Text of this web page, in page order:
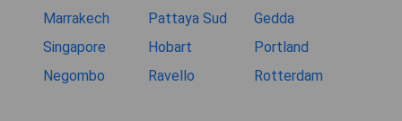
Marrakech
Pattaya Sud
Gedda
Singapore
Hobart
Portland
Negombo
Ravello Rotterdam